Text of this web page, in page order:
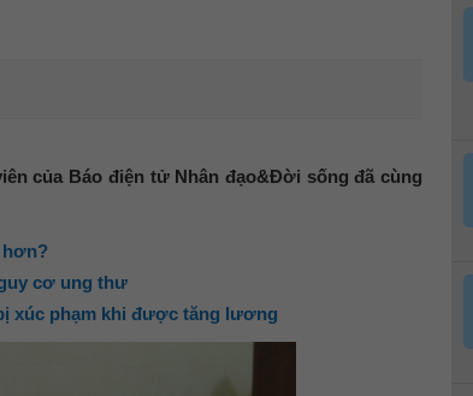
của Báo điện tử Nhân đạo&Đời sống đã cùng
hơn?
cơ ung thư
xúc phạm khi được tăng lương